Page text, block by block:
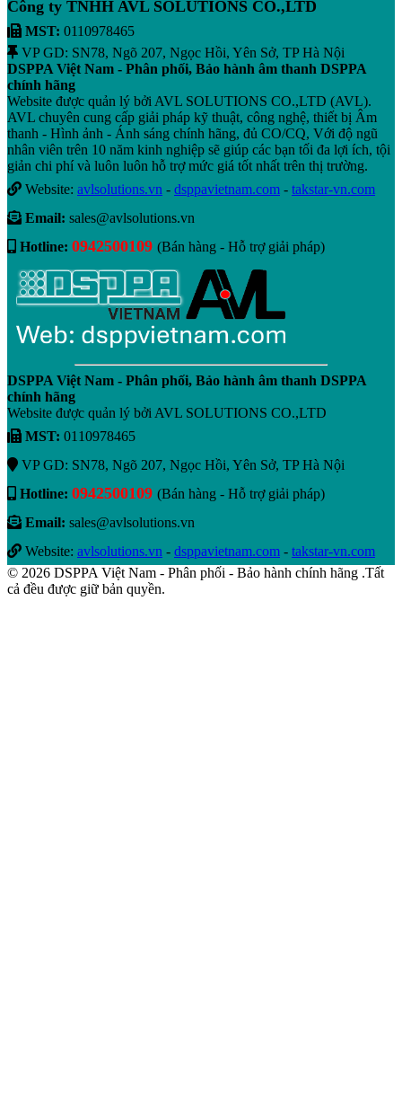
Công ty TNHH AVL SOLUTIONS CO.,LTD
MST: 0110978465
VP GD: SN78, Ngõ 207, Ngọc Hồi, Yên Sở, TP Hà Nội
DSPPA Việt Nam - Phân phối, Bảo hành âm thanh DSPPA
chính hãng
Website được quản lý bởi AVL SOLUTIONS CO.,LTD (AVL).
AVL chuyên cung cấp giải pháp kỹ thuật, công nghệ, thiết bị Âm
thanh - Hình ảnh - Ánh sáng chính hãng, đủ CO/CQ, Với độ ngũ
nhân viên trên 10 năm kinh nghiệp sẽ giúp các bạn tối đa lợi ích, tội
giản chi phí và luôn luôn hỗ trợ mức giá tốt nhất trên thị trường.
Website: avlsolutions.vn - dsppavietnam.com - takstar-vn.com
Email: sales@avlsolutions.vn
Hotline: 0942500109 (Bán hàng - Hỗ trợ giải pháp)
DSPPA Việt Nam - Phân phối, Bảo hành âm thanh DSPPA
chính hãng
Website được quản lý bởi AVL SOLUTIONS CO.,LTD
MST: 0110978465
VP GD: SN78, Ngõ 207, Ngọc Hồi, Yên Sở, TP Hà Nội
Hotline: 0942500109 (Bán hàng - Hỗ trợ giải pháp)
Email: sales@avlsolutions.vn
Website: avlsolutions.vn - dsppavietnam.com - takstar-vn.com
© 2026 DSPPA Việt Nam - Phân phối - Bảo hành chính hãng .Tất
cả đều được giữ bản quyền.